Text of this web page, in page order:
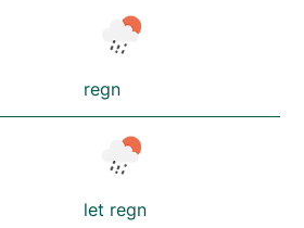
regn
let regn